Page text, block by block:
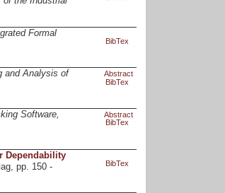
Formal
BibTex
and Analysis of
Abstract
BibTex
Software,
Abstract
BibTex
Dependability
pp. 150 -
BibTex